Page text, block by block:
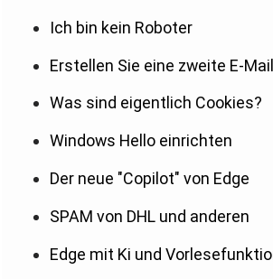
Ich bin kein Roboter
Erstellen Sie eine zweite E-
Was sind eigentlich Cookies?
Windows Hello einrichten
Der neue "Copilot" von Edge
SPAM von DHL und anderen
Edge mit Ki und